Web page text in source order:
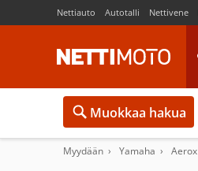
Nettiauto Autotalli Nettivene
Muokkaa hakua
Myydään Yamaha Aerox